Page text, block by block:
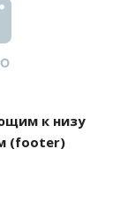
к низу
(footer)